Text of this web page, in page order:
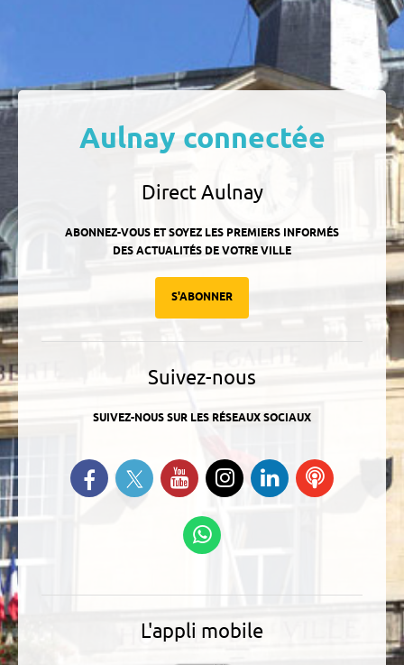
Aulnay connectée
Direct Aulnay
ABONNEZ-VOUS ET SOYEZ LES PREMIERS INFORMÉS
DES ACTUALITÉS DE VOTRE VILLE
S'ABONNER
Suivez-nous
SUIVEZ-NOUS SUR LES RÉSEAUX SOCIAUX
Retrouvez-nous sur Facebook
Suivez-nous sur Twitter
Suivez-nous sur YouTube
Suivez-nous sur
Instagram
Retrouvez-
nous sur
Ecoutez
L'appli mobile